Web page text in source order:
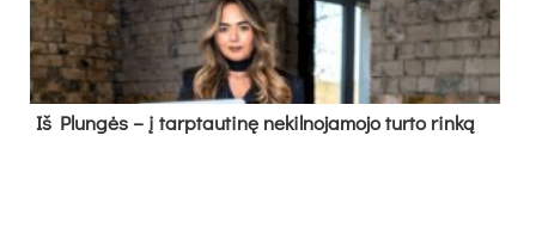
Iš Plungės – į tarptautinę nekilnojamojo turto rinką